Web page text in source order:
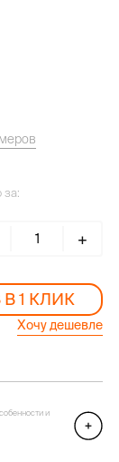
за:
+
В 1 КЛИК
Хочу дешевле
и